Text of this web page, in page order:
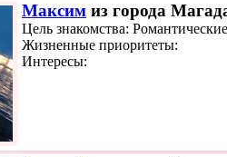
Максим из города
Цель знакомства:
Жизненные приоритеты:
Интересы: